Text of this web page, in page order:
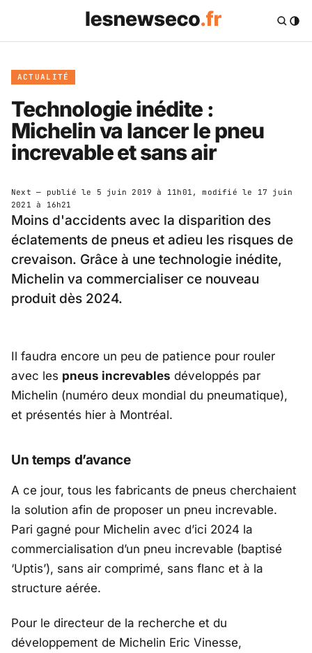
ACTUALITÉ
Technologie inédite :
Michelin va lancer le pneu
increvable et sans air
Next — publié le 5 juin 2019 à 11h01 , modifié le 17 juin
2021 à 16h21
Moins d'accidents avec la disparition des
éclatements de pneus et adieu les risques de
crevaison. Grâce à une technologie inédite,
Michelin va commercialiser ce nouveau
produit dès 2024.
Il faudra encore un peu de patience pour rouler
avec les pneus increvables développés par
Michelin (numéro deux mondial du pneumatique),
et présentés hier à Montréal.
Un temps d’avance
A ce jour, tous les fabricants de pneus cherchaient
la solution afin de proposer un pneu increvable.
Pari gagné pour Michelin avec d’ici 2024 la
commercialisation d’un pneu increvable (baptisé
‘Uptis’), sans air comprimé, sans flanc et à la
structure aérée.
Pour le directeur de la recherche et du
développement de Michelin Eric Vinesse,